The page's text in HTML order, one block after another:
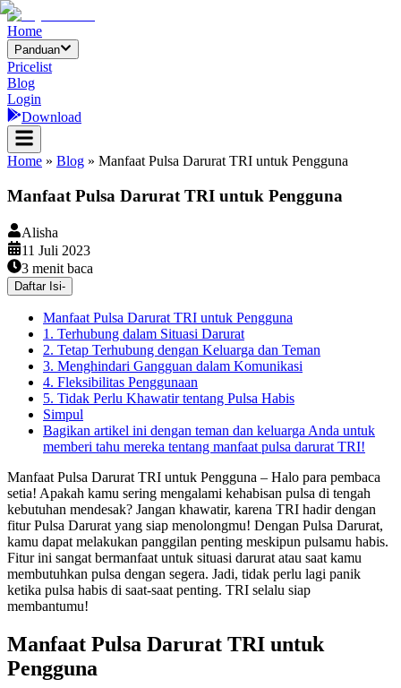
Home
Panduan
Pricelist
Blog
Login
Download
Home » Blog » Manfaat Pulsa Darurat TRI untuk Pengguna
Manfaat Pulsa Darurat TRI untuk Pengguna
Alisha
11 Juli 2023
3 menit baca
Daftar Isi-
Manfaat Pulsa Darurat TRI untuk Pengguna
1. Terhubung dalam Situasi Darurat
2. Tetap Terhubung dengan Keluarga dan Teman
3. Menghindari Gangguan dalam Komunikasi
4. Fleksibilitas Penggunaan
5. Tidak Perlu Khawatir tentang Pulsa Habis
Simpul
Bagikan artikel ini dengan teman dan keluarga Anda untuk
memberi tahu mereka tentang manfaat pulsa darurat TRI!
Manfaat Pulsa Darurat TRI untuk Pengguna – Halo para pembaca
setia! Apakah kamu sering mengalami kehabisan pulsa di tengah
kebutuhan mendesak? Jangan khawatir, karena TRI hadir dengan
fitur Pulsa Darurat yang siap menolongmu! Dengan Pulsa Darurat,
kamu dapat melakukan panggilan penting meskipun pulsamu habis.
Fitur ini sangat bermanfaat untuk situasi darurat atau saat kamu
membutuhkan pulsa dengan segera. Jadi, tidak perlu lagi panik
ketika pulsa habis di saat-saat penting. TRI selalu siap
membantumu!
Manfaat Pulsa Darurat TRI untuk
Pengguna